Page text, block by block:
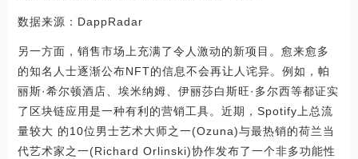
数据来源：DappRadar
另一方面，销售市场上充满了令人激动的新项目。愈来愈多
的知名人士逐渐公布NFT的信息不会再让人诧异。例如，帕
丽斯·希尔顿酒店、埃米纳姆、伊丽莎白斯旺·多尔西等都证实
了区块链应用是一种有利的营销工具。近期，Spotify上总流
量较大 的10位男士艺术大师之一(Ozuna)与最热销的荷兰当
代艺术家之一(Richard Orlinski)协作发布了一个非多功能性